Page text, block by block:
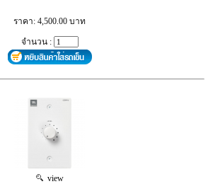
ราคา: 4,500.00 บาท
จำนวน :
view